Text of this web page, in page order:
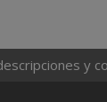
y